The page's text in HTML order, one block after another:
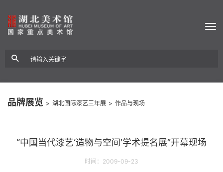
品牌展览 > 湖北国际漆艺三年展 > 作品与现场
“中国当代漆艺‘造物与空间’学术提名展”开幕现场
时间：2009-09-23